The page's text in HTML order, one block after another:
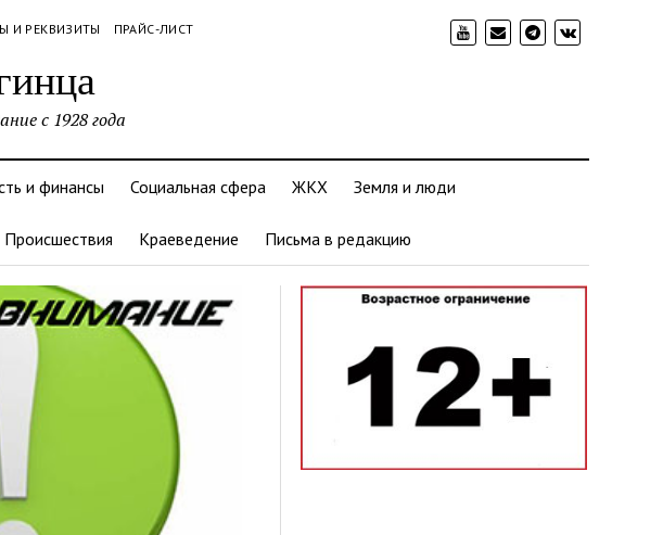
И РЕКВИЗИТЫ ПРАЙС-ЛИСТ
с 1928 года
и финансы Социальная сфера ЖКХ Земля и люди
Происшествия Краеведение Письма в редакцию